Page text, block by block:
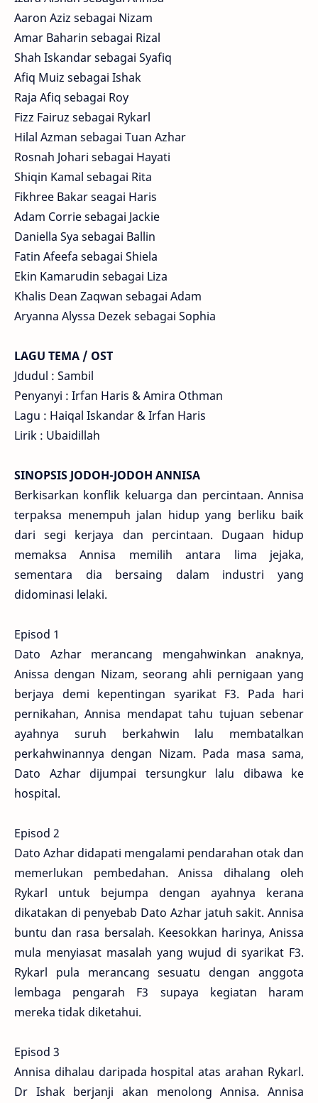
Aaron Aziz sebagai Nizam
Amar Baharin sebagai Rizal
Shah Iskandar sebagai Syafiq
Afiq Muiz sebagai Ishak
Raja Afiq sebagai Roy
Fizz Fairuz sebagai Rykarl
Hilal Azman sebagai Tuan Azhar
Rosnah Johari sebagai Hayati
Shiqin Kamal sebagai Rita
Fikhree Bakar seagai Haris
Adam Corrie sebagai Jackie
Daniella Sya sebagai Ballin
Fatin Afeefa sebagai Shiela
Ekin Kamarudin sebagai Liza
Khalis Dean Zaqwan sebagai Adam
Aryanna Alyssa Dezek sebagai Sophia
LAGU TEMA / OST
Jdudul : Sambil
Penyanyi : Irfan Haris & Amira Othman
Lagu : Haiqal Iskandar & Irfan Haris
Lirik : Ubaidillah
SINOPSIS JODOH-JODOH ANNISA
Berkisarkan konflik keluarga dan percintaan. Annisa
terpaksa menempuh jalan hidup yang berliku baik
dari segi kerjaya dan percintaan. Dugaan hidup
memaksa Annisa memilih antara lima jejaka,
sementara dia bersaing dalam industri yang
didominasi lelaki.
Episod 1
Dato Azhar merancang mengahwinkan anaknya,
Anissa dengan Nizam, seorang ahli pernigaan yang
berjaya demi kepentingan syarikat F3. Pada hari
pernikahan, Annisa mendapat tahu tujuan sebenar
ayahnya suruh berkahwin lalu membatalkan
perkahwinannya dengan Nizam. Pada masa sama,
Dato Azhar dijumpai tersungkur lalu dibawa ke
hospital.
Episod 2
Dato Azhar didapati mengalami pendarahan otak dan
memerlukan pembedahan. Anissa dihalang oleh
Rykarl untuk bejumpa dengan ayahnya kerana
dikatakan di penyebab Dato Azhar jatuh sakit. Annisa
buntu dan rasa bersalah. Keesokkan harinya, Anissa
mula menyiasat masalah yang wujud di syarikat F3.
Rykarl pula merancang sesuatu dengan anggota
lembaga pengarah F3 supaya kegiatan haram
mereka tidak diketahui.
Episod 3
Annisa dihalau daripada hospital atas arahan Rykarl.
Dr Ishak berjanji akan menolong Annisa. Annisa